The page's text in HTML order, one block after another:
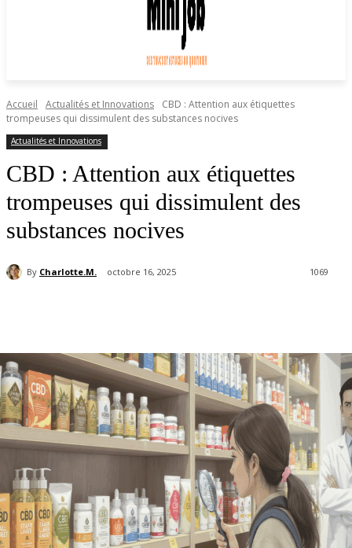
Accueil Actualités et Innovations
CBD : Attention aux étiquettes
trompeuses qui dissimulent des substances nocives
Actualités et Innovations
CBD : Attention aux étiquettes
trompeuses qui dissimulent des
substances nocives
By Charlotte.M. octobre 16, 2025 1069